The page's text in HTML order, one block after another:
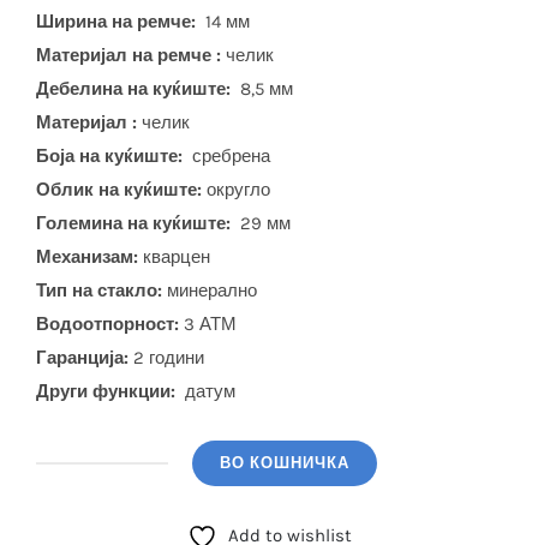
Ширина на ремче: 14 мм
Материјал на ремче : челик
Дебелина на куќиште: 8,5 мм
Материјал : челик
Боја на куќиште: сребрена
Облик на куќиште: округло
Големина на куќиште: 29 мм
Механизам: кварцен
Тип на стакло: минерално
Водоотпорност: 3 АТМ
Гаранција: 2 години
Други функции: датум
ВО КОШНИЧКА
Add to wishlist